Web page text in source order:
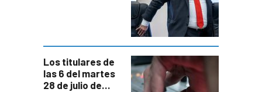
Los titulares de
las 6 del martes
28 de julio de